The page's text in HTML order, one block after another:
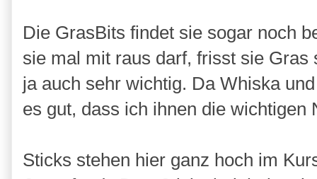
Die GrasBits findet sie sogar noch
sie mal mit raus darf, frisst sie
ja auch sehr wichtig. Da Whiska
es gut, dass ich ihnen die wichtigen
Sticks stehen hier ganz hoch im